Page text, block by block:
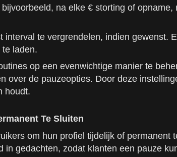
na elke € storting of
te vergrendelen, indien gewenst.
laden.
op een evenwichtige manier te
over de pauzeopties. Door deze
houdt.
Te Sluiten
om hun profiel tijdelijk of
gedachten, zodat klanten een pauze